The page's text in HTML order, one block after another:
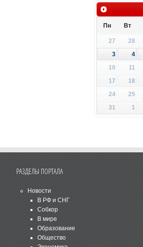
Пн Вт
27 28
3
4
10
11
17
18
24
25
31
1
РАЗДЕЛЫ ПОРТАЛА
Новости
В РФ и СНГ
Собкор
В мире
Образование
Общество